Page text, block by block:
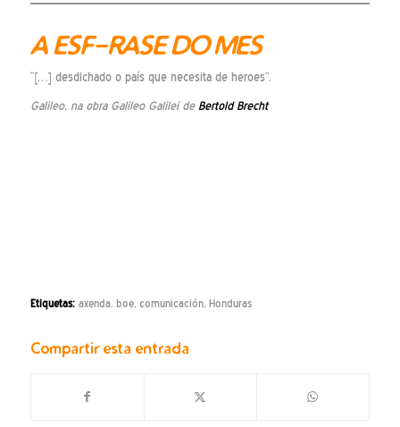
A ESF-RASE DO MES
“[…] desdichado o país que necesita de heroes”.
Galileo, na obra Galileo Galilei de Bertold Brecht
Etiquetas: axenda, boe, comunicación, Honduras
Compartir esta entrada